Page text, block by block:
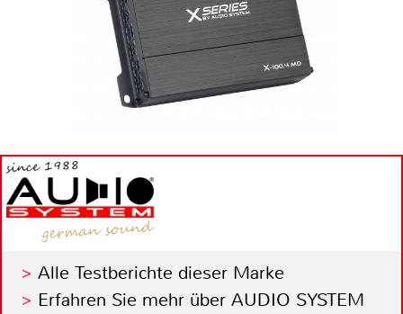
Alle Testberichte dieser Marke
Erfahren Sie mehr über AUDIO SYSTEM